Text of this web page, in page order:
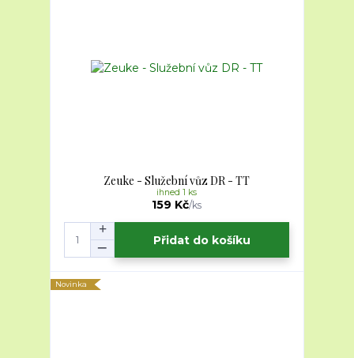
Zeuke - Služební vůz DR - TT
159 Kč/ks
ihned 1 ks
Přidat do košíku
Novinka